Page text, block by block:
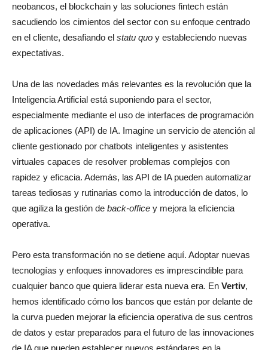
neobancos, el blockchain y las soluciones fintech están
sacudiendo los cimientos del sector con su enfoque centrado
en el cliente, desafiando el statu quo y estableciendo nuevas
expectativas.
Una de las novedades más relevantes es la revolución que la
Inteligencia Artificial está suponiendo para el sector,
especialmente mediante el uso de interfaces de programación
de aplicaciones (API) de IA. Imagine un servicio de atención al
cliente gestionado por chatbots inteligentes y asistentes
virtuales capaces de resolver problemas complejos con
rapidez y eficacia. Además, las API de IA pueden automatizar
tareas tediosas y rutinarias como la introducción de datos, lo
que agiliza la gestión de back-office y mejora la eficiencia
operativa.
Pero esta transformación no se detiene aquí. Adoptar nuevas
tecnologías y enfoques innovadores es imprescindible para
cualquier banco que quiera liderar esta nueva era. En Vertiv,
hemos identificado cómo los bancos que están por delante de
la curva pueden mejorar la eficiencia operativa de sus centros
de datos y estar preparados para el futuro de las innovaciones
de IA que pueden establecer nuevos estándares en la